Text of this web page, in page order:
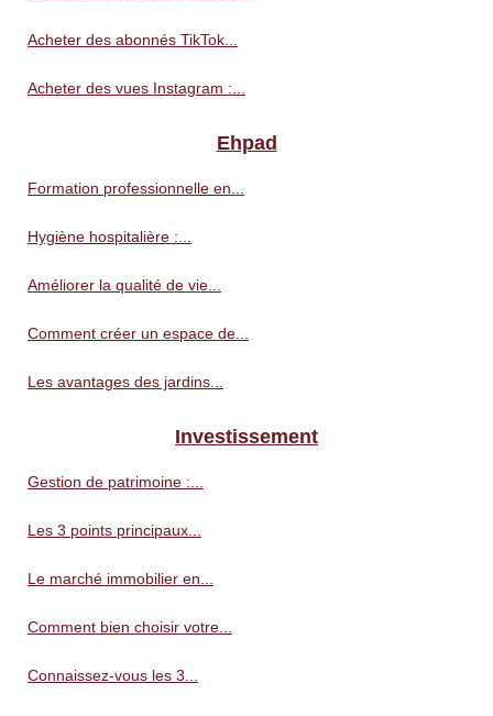
Acheter des abonnés TikTok...
Acheter des vues Instagram :...
Ehpad
Formation professionnelle en...
Hygiène hospitalière :...
Améliorer la qualité de vie...
Comment créer un espace de...
Les avantages des jardins...
Investissement
Gestion de patrimoine :...
Les 3 points principaux...
Le marché immobilier en...
Comment bien choisir votre...
Connaissez-vous les 3...